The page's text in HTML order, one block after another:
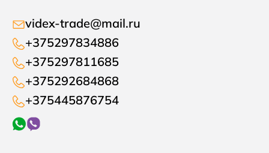
videx-trade@mail.ru
+375297834886
+375297811685
+375292684868
+375445876754